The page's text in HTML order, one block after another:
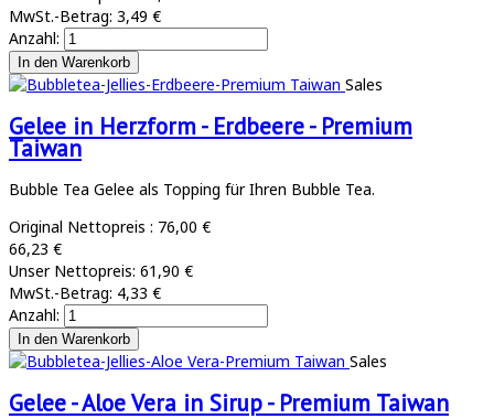
MwSt.-Betrag: 3,49 €
Anzahl:
Sales
Gelee in Herzform - Erdbeere - Premium
Taiwan
Bubble Tea Gelee als Topping für Ihren Bubble Tea.
Original Nettopreis : 76,00 €
66,23 €
Unser Nettopreis: 61,90 €
MwSt.-Betrag: 4,33 €
Anzahl:
Sales
Gelee - Aloe Vera in Sirup - Premium Taiwan